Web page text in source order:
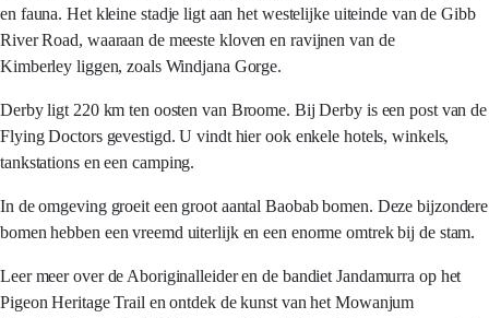
en fauna. Het kleine stadje ligt aan het westelijke uiteinde van de Gibb
River Road, waaraan de meeste kloven en ravijnen van de
Kimberley liggen, zoals Windjana Gorge.
Derby ligt 220 km ten oosten van Broome. Bij Derby is een post van de
Flying Doctors gevestigd. U vindt hier ook enkele hotels, winkels,
tankstations en een camping.
In de omgeving groeit een groot aantal Baobab bomen. Deze bijzondere
bomen hebben een vreemd uiterlijk en een enorme omtrek bij de stam.
Leer meer over de Aboriginalleider en de bandiet Jandamurra op het
Pigeon Heritage Trail en ontdek de kunst van het Mowanjum